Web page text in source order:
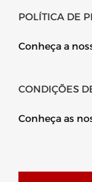
POLÍTICA DE
Conheça a
CONDIÇÕES
Conheça as